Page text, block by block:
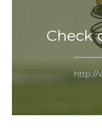
Check
http://